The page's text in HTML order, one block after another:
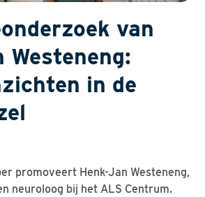
van
Westeneng:
in de
promoveert Henk-Jan Westeneng,
neuroloog bij het ALS Centrum.